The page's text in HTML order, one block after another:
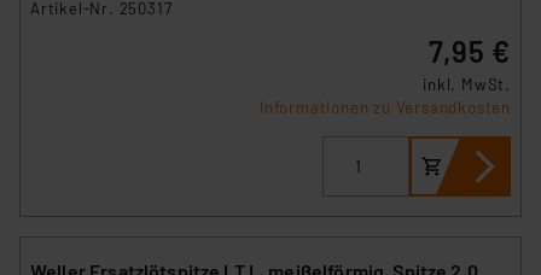
Artikel-Nr. 250317
7,95 €
inkl. MwSt.
Informationen zu Versandkosten